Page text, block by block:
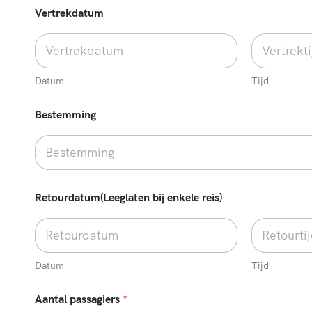
n
e
/
S
c
f
i
e
e
e
o
u
a
Vertrekdatum
Datum Tijd
Bestemming
Retourdatum(Leeglaten bij enkele reis)
Datum Tijd
Aantal passagiers *